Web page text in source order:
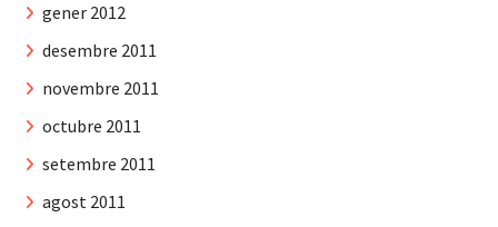
gener 2012
desembre 2011
novembre 2011
octubre 2011
setembre 2011
agost 2011